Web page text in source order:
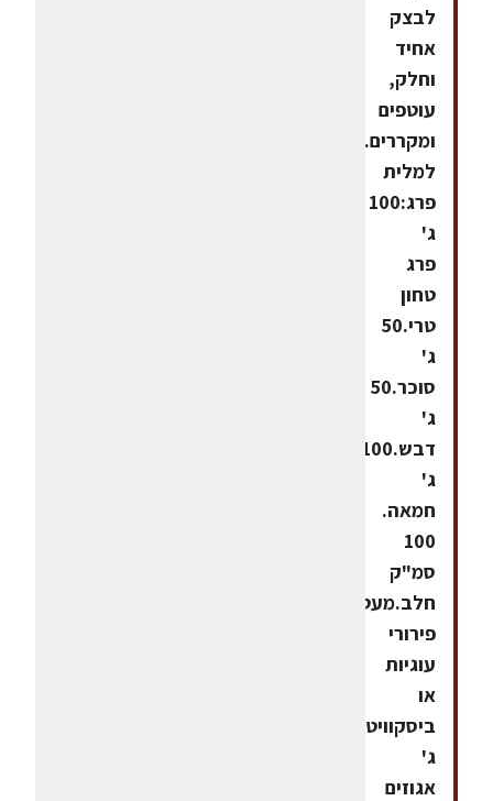
לבצק
אחיד
וחלק,
עוטפים
ומקררים.חומרים
למלית
פרג:100
ג'
פרג
טחון
טרי.50
ג'
סוכר.50
ג'
דבש.100
ג'
חמאה.
100
סמ"ק
חלב.מעט
פירורי
עוגיות
או
ג'
אגוזים